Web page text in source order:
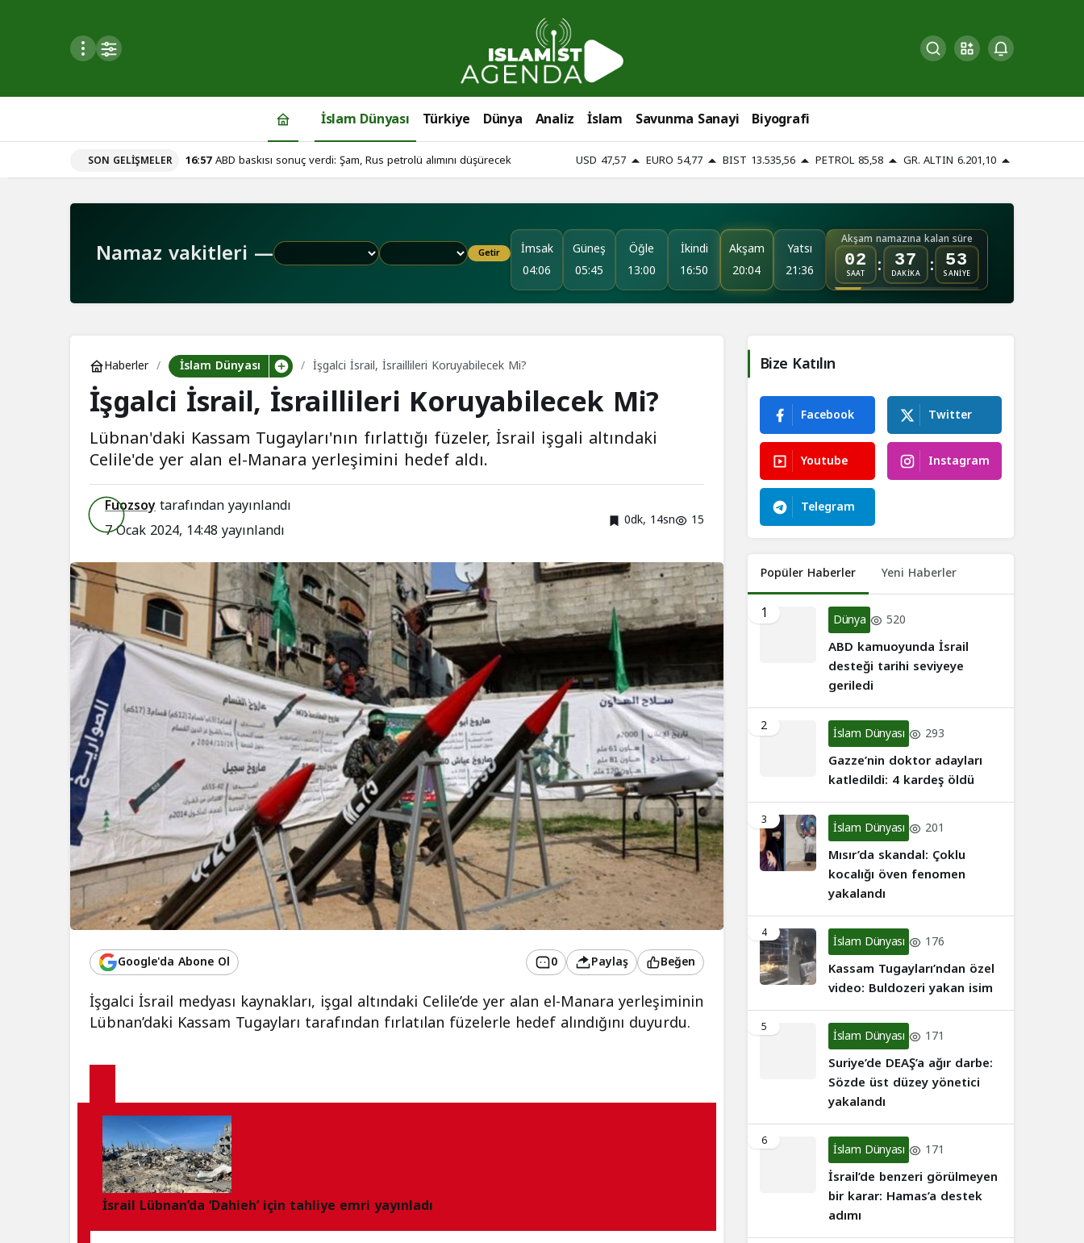
Mod
İslam Dünyası Türkiye Dünya Analiz İslam Savunma Sanayi Biyografi
SON GELIŞMELER 16:57 ABD baskısı sonuç verdi: Şam, Rus petrolü alımını düşürecek USD 47,57 EURO 54,77 BIST 13.535,56 PETROL 85,58 GR. ALTIN 6.201,10
Namaz vakitleri — Getir
İmsak
04:06
Güneş
05:45
Öğle
13:00
İkindi
16:50
Akşam
20:04
Yatsı
21:36
Akşam namazına kalan süre
02
SAAT : 37
DAKİKA : 51
SANİYE
Haberler İslam Dünyası İşgalci İsrail, İsraillileri Koruyabilecek Mi?
İşgalci İsrail, İsraillileri Koruyabilecek Mi?
Lübnan'daki Kassam Tugayları'nın fırlattığı füzeler, İsrail işgali altındaki
Celile'de yer alan el-Manara yerleşimini hedef aldı.
Fuozsoytarafından yayınlandı
7 Ocak 2024, 14:48yayınlandı 0dk, 14sn 15
Google'da Abone Ol 0 Paylaş Beğen
İşgalci İsrail medyası kaynakları, işgal altındaki Celile’de yer alan el-Manara yerleşiminin
Lübnan’daki Kassam Tugayları tarafından fırlatılan füzelerle hedef alındığını duyurdu.
İsrail Lübnan’da ‘Dahieh’ için tahliye emri yayınladı
Bize Katılın
Facebook Twitter
Youtube Instagram
Telegram
Popüler Haberler Yeni Haberler
1 Dünya 520
ABD kamuoyunda İsrail
desteği tarihi seviyeye
geriledi
2 İslam Dünyası 293
Gazze’nin doktor adayları
katledildi: 4 kardeş öldü
3 İslam Dünyası 201
Mısır’da skandal: Çoklu
kocalığı öven fenomen
yakalandı
4 İslam Dünyası 176
Kassam Tugayları’ndan özel
video: Buldozeri yakan isim
5 İslam Dünyası 171
Suriye’de DEAŞ’a ağır darbe:
Sözde üst düzey yönetici
yakalandı
6 İslam Dünyası 171
İsrail’de benzeri görülmeyen
bir karar: Hamas’a destek
adımı